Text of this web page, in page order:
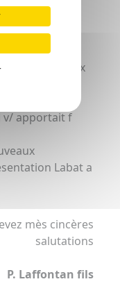
Gardilane Dax
v/ apportait f
Labat a
mès cincères
salutations
P. Laffontan fils